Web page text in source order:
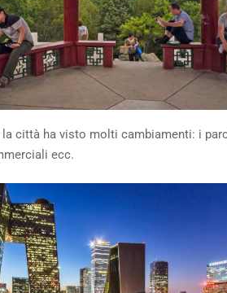
la città ha visto molti cambiamenti: i
ecc.